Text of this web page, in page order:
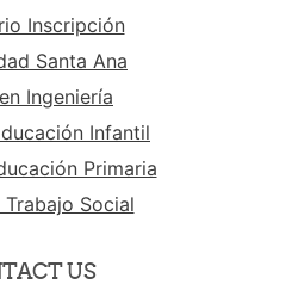
Inscripción
Santa Ana
Ingeniería
Infantil
Primaria
Trabajo Social
US